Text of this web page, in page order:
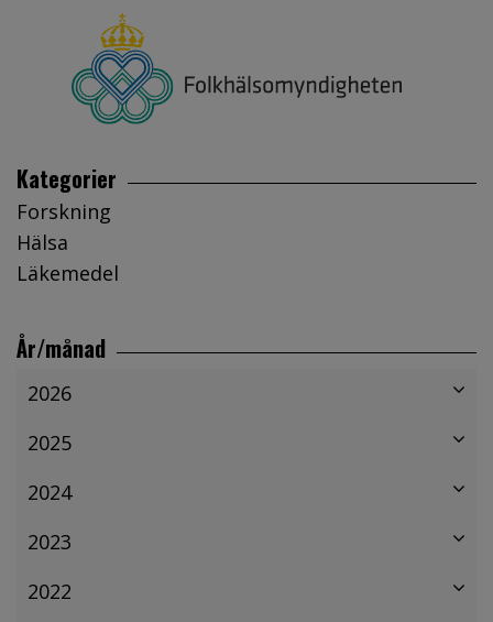
Kategorier
Forskning
Hälsa
Läkemedel
År/månad
2026
2025
2024
2023
2022